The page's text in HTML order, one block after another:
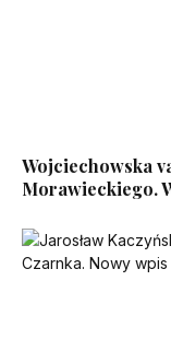
Wojciechowska
Morawieckiego.